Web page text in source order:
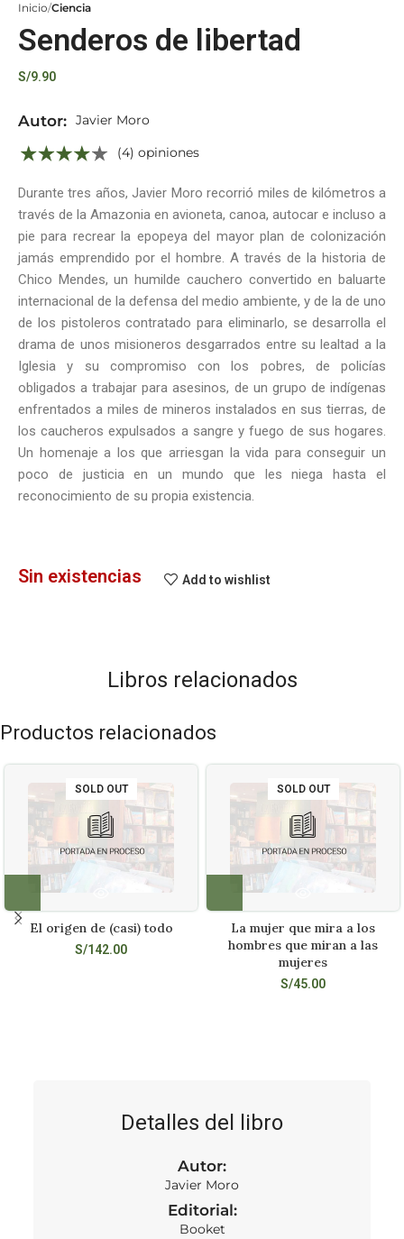
Inicio Ciencia
Senderos de libertad
S/9.90
Autor: Javier Moro
(4) opiniones
Durante tres años, Javier Moro recorrió miles de kilómetros a
través de la Amazonia en avioneta, canoa, autocar e incluso a
pie para recrear la epopeya del mayor plan de colonización
jamás emprendido por el hombre. A través de la historia de
Chico Mendes, un humilde cauchero convertido en baluarte
internacional de la defensa del medio ambiente, y de la de uno
de los pistoleros contratado para eliminarlo, se desarrolla el
drama de unos misioneros desgarrados entre su lealtad a la
Iglesia y su compromiso con los pobres, de policías
obligados a trabajar para asesinos, de un grupo de indígenas
enfrentados a miles de mineros instalados en sus tierras, de
los caucheros expulsados a sangre y fuego de sus hogares.
Un homenaje a los que arriesgan la vida para conseguir un
poco de justicia en un mundo que les niega hasta el
reconocimiento de su propia existencia.
Sin existencias Add to wishlist
Libros relacionados
Productos relacionados
SOLD OUT
El origen de (casi) todo
S/142.00
SOLD OUT
La mujer que mira a los
hombres que miran a las
mujeres
S/45.00
Detalles del libro
Autor:
Javier Moro
Editorial:
Booket